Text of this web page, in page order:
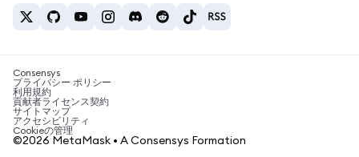
お問い合わせ
ETH→USDT
USDTの購入
SHIBの購入
BNBの購入
税制関連ニュース
暗号資産の購入方法は？
ビットコインを売るには？
Consensys
プライバシー ポリシー
利用規約
貢献者ライセンス契約
サイトマップ
アクセシビリティ
Cookieの管理
©2026 MetaMask • A Consensys Formation